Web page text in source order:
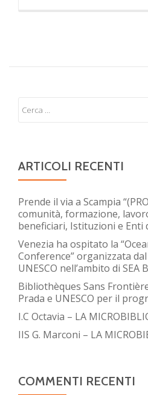
ARTICOLI RECENTI
Prende il via a Scampia
comunità, formazione,
beneficiari, Istituzioni e Enti
Venezia ha ospitato la
Conference” organizzata
UNESCO nell’ambito di SEA
Bibliothèques Sans
Prada e UNESCO per il
I.C Octavia – LA
IIS G. Marconi – LA
COMMENTI RECENTI